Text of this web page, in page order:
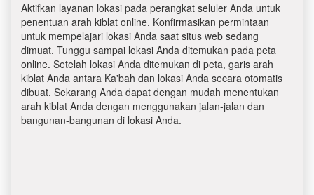
Aktifkan layanan lokasi pada perangkat seluler Anda untuk
penentuan arah kiblat online. Konfirmasikan permintaan
untuk mempelajari lokasi Anda saat situs web sedang
dimuat. Tunggu sampai lokasi Anda ditemukan pada peta
online. Setelah lokasi Anda ditemukan di peta, garis arah
kiblat Anda antara Ka'bah dan lokasi Anda secara otomatis
dibuat. Sekarang Anda dapat dengan mudah menentukan
arah kiblat Anda dengan menggunakan jalan-jalan dan
bangunan-bangunan di lokasi Anda.